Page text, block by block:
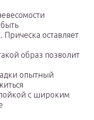
оставляет
образ позволит
опытный
с широким